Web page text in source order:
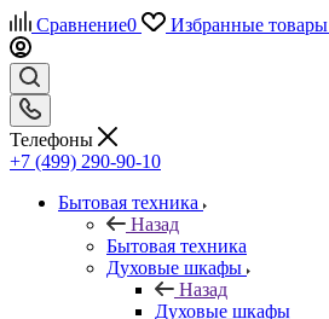
Сравнение0 Избранные товары
Телефоны
+7 (499) 290-90-10
Бытовая техника
Назад
Бытовая техника
Духовые шкафы
Назад
Духовые шкафы